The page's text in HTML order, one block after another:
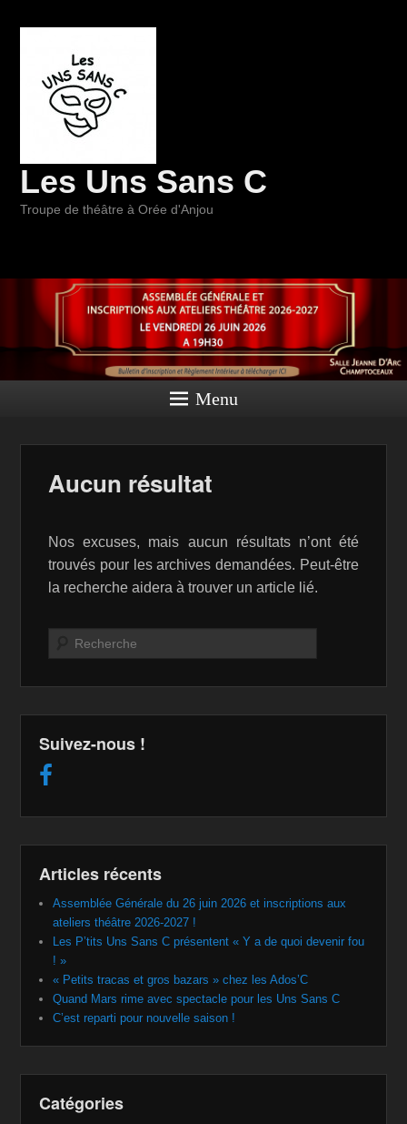
Les Uns Sans C
Troupe de théâtre à Orée d'Anjou
Menu
Aucun résultat
Nos excuses, mais aucun résultats n’ont été
trouvés pour les archives demandées. Peut-être
la recherche aidera à trouver un article lié.
Recherche
Suivez-nous !
Articles récents
Assemblée Générale du 26 juin 2026 et inscriptions aux
ateliers théâtre 2026-2027 !
Les P’tits Uns Sans C présentent « Y a de quoi devenir fou
! »
« Petits tracas et gros bazars » chez les Ados’C
Quand Mars rime avec spectacle pour les Uns Sans C
C’est reparti pour nouvelle saison !
Catégories